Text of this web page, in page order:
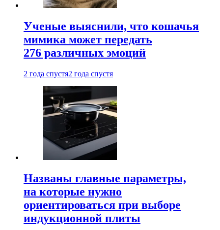
Ученые выяснили, что кошачья
мимика может передать
276 различных эмоций
2 года спустя2 года спустя
Названы главные параметры,
на которые нужно
ориентироваться при выборе
индукционной плиты